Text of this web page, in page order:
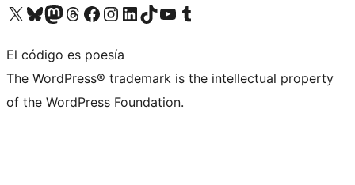
Visita nuestra cuenta de X (anteriormente Twitter)
Visita nuestra cuenta de Bluesky
Visita nuestra cuenta de Mastodon
Visita nuestra cuenta de Threads
Visita nuestra página de Facebook
Visita nuestra cuenta de Instagram
Visita nuestra cuenta de LinkedIn
Visita nuestra cuenta de TikTok
Visita nuestro canal de YouTube
Visita nuestra cuenta de Tumblr
El código es poesía
The WordPress® trademark is the intellectual property
of the WordPress Foundation.